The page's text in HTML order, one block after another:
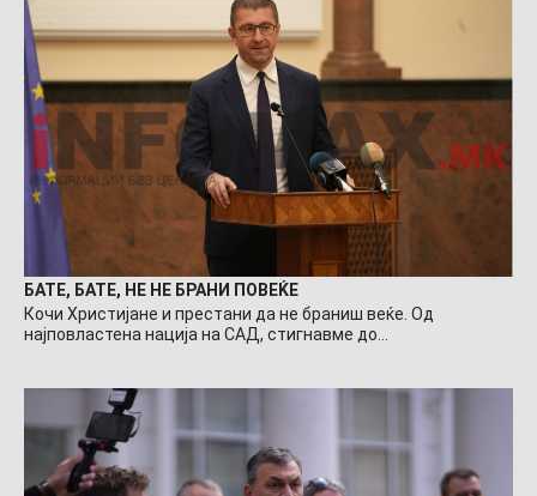
БАТЕ, БАТЕ, НЕ НЕ БРАНИ ПОВЕЌЕ
Кочи Христијане и престани да не браниш веќе. Од
најповластена нација на САД, стигнавме до…